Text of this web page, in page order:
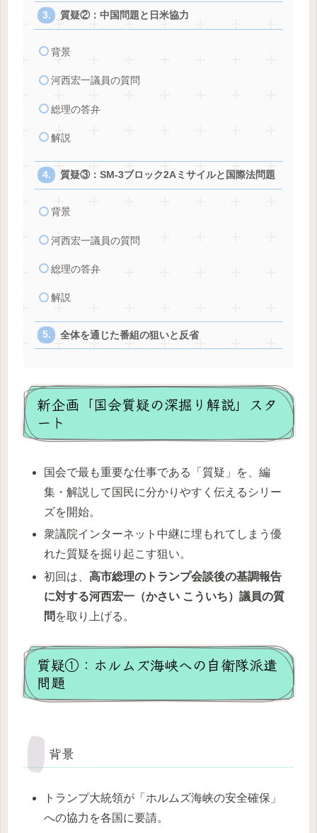
質疑②：中国問題と日米協力
背景
河西宏一議員の質問
総理の答弁
解説
質疑③：SM-3ブロック2Aミサイルと国際法問題
背景
河西宏一議員の質問
総理の答弁
解説
全体を通じた番組の狙いと反省
新企画「国会質疑の深掘り解説」スタ
ート
国会で最も重要な仕事である「質疑」を、編
集・解説して国民に分かりやすく伝えるシリー
ズを開始。
衆議院インターネット中継に埋もれてしまう優
れた質疑を掘り起こす狙い。
初回は、高市総理のトランプ会談後の基調報告
に対する河西宏一（かさい こういち）議員の質
問 を取り上げる。
質疑①：ホルムズ海峡への自衛隊派遣
問題
背景
トランプ大統領が「ホルムズ海峡の安全確保」
への協力を各国に要請。